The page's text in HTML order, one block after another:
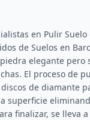
en Pulir
de Suelos en
elegante pero
El proceso de
de diamante
superficie
finalizar, se lleva